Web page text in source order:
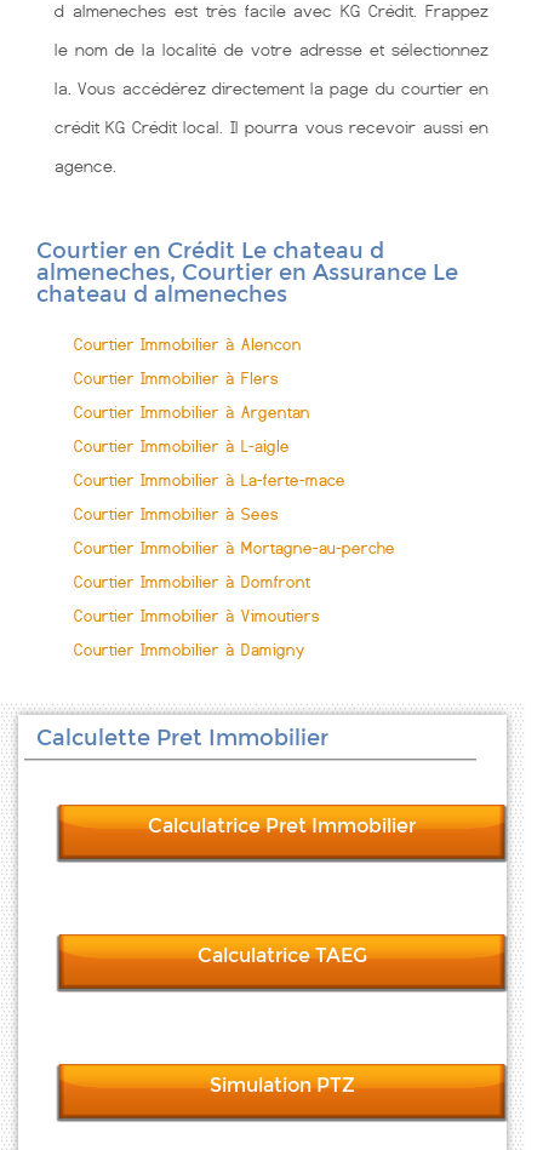
d almeneches est très facile avec KG Crédit. Frappez
le nom de la localité de votre adresse et sélectionnez
la. Vous accédérez directement la page du courtier en
crédit KG Crédit local. Il pourra vous recevoir aussi en
agence.
Courtier en Crédit Le chateau d
almeneches, Courtier en Assurance Le
chateau d almeneches
Courtier Immobilier à Alencon
Courtier Immobilier à Flers
Courtier Immobilier à Argentan
Courtier Immobilier à L-aigle
Courtier Immobilier à La-ferte-mace
Courtier Immobilier à Sees
Courtier Immobilier à Mortagne-au-perche
Courtier Immobilier à Domfront
Courtier Immobilier à Vimoutiers
Courtier Immobilier à Damigny
Calculette Pret Immobilier
Calculatrice Pret Immobilier
Calculatrice TAEG
Simulation PTZ